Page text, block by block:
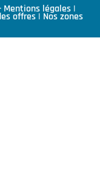
Mentions légales |
offres | Nos zones